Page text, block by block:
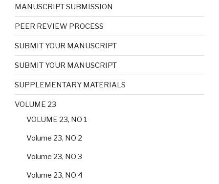
MANUSCRIPT SUBMISSION
PEER REVIEW PROCESS
SUBMIT YOUR MANUSCRIPT
SUBMIT YOUR MANUSCRIPT
SUPPLEMENTARY MATERIALS
VOLUME 23
VOLUME 23, NO 1
Volume 23, NO 2
Volume 23, NO 3
Volume 23, NO 4